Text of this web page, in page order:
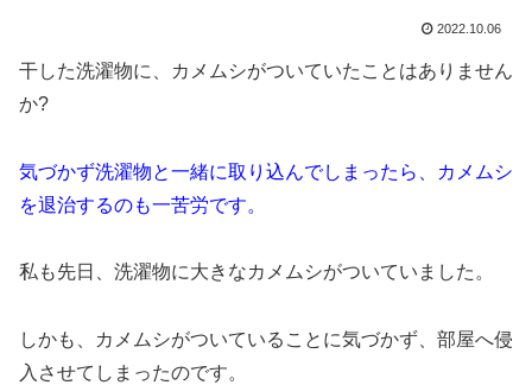
2022.10.06
干した洗濯物に、カメムシがついていたことはありません
か?
気づかず洗濯物と一緒に取り込んでしまったら、カメムシ
を退治するのも一苦労です。
私も先日、洗濯物に大きなカメムシがついていました。
しかも、カメムシがついていることに気づかず、部屋へ侵
入させてしまったのです。